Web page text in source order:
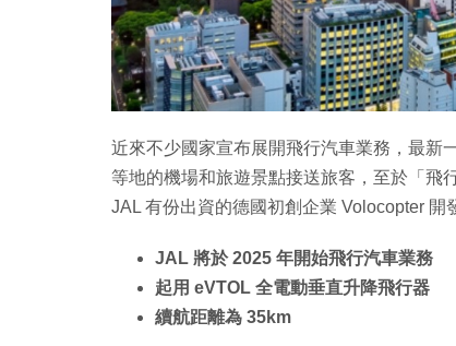
近來不少國家宣布展開飛行汽車業務，最新
等地的機場和旅遊景點接送旅客，至於「飛
JAL 有份出資的德國初創企業 Volocopter 開
JAL 將於 2025 年開始飛行汽車業務
起用 eVTOL 全電動垂直升降飛行器
續航距離為 35km